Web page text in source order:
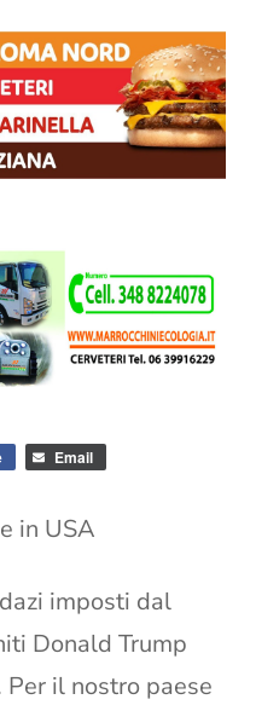
Email
in USA
imposti dal
Donald Trump
il nostro paese